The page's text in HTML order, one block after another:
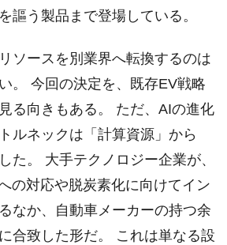
謳う製品まで登場している。
ソースを別業界へ転換するのは
。 今回の決定を、既存EV戦略
る向きもある。 ただ、AIの進化
ルネックは「計算資源」から
た。 大手テクノロジー企業が、
の対応や脱炭素化に向けてイン
なか、自動車メーカーの持つ余
合致した形だ。 これは単なる設